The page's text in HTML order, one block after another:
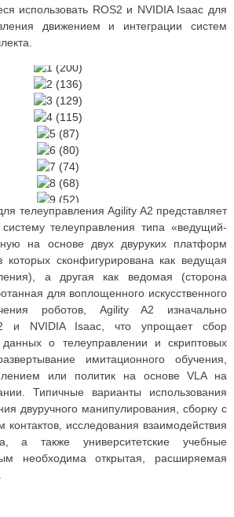
использовать ROS2 и NVIDIA Isaac для
движением и интеграции систем
телеуправления Agility A2 представляет
телеуправления типа «ведущий-
на основе двух двуруких платформ
сконфигурирована как ведущая
а другая как ведомая (сторона
для воплощенного искусственного
роботов, Agility A2 изначально
и NVIDIA Isaac, что упрощает сбор
данных о телеуправлении и скриптовых
имитационного обучения,
или политик на основе VLA на
Типичные варианты использования
двуручного манипулирования, сборку с
исследования взаимодействия
а также университетские учебные
необходима открытая, расширяемая